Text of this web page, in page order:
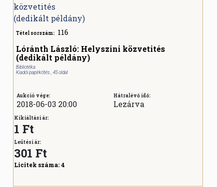
Tétel sorszám: 116
Lóránth László: Helyszini közvetités
(dedikált példány)
Bibliotéka
Kiadói papírkötés , 45 oldal
Aukció vége:
2018-06-03 20:00
Hátralévő idő:
Lezárva
Kikiáltási ár:
1 Ft
Leütési ár:
301 Ft
Licitek száma:4